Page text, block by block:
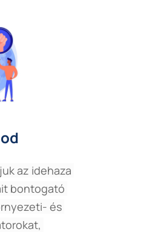
az idehaza
bontogató
és